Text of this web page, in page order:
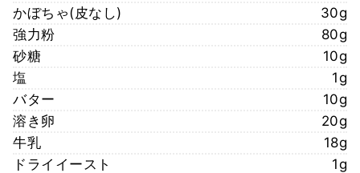
かぼちゃ(皮なし)
30g
強力粉
80g
砂糖
10g
塩
1g
バター
10g
溶き卵
20g
牛乳
18g
ドライイースト
1g